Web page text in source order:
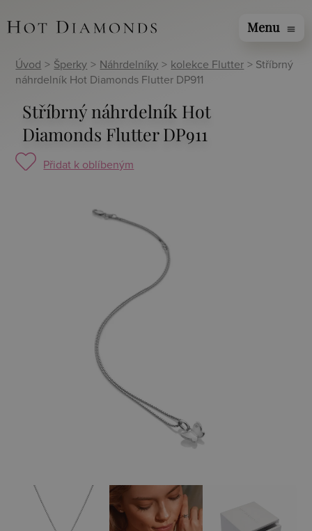
Menu menu
Úvod > Šperky > Náhrdelníky > kolekce Flutter > Stříbrný
náhrdelník Hot Diamonds Flutter DP911
Stříbrný náhrdelník Hot
Diamonds Flutter DP911
Přidat k oblíbeným